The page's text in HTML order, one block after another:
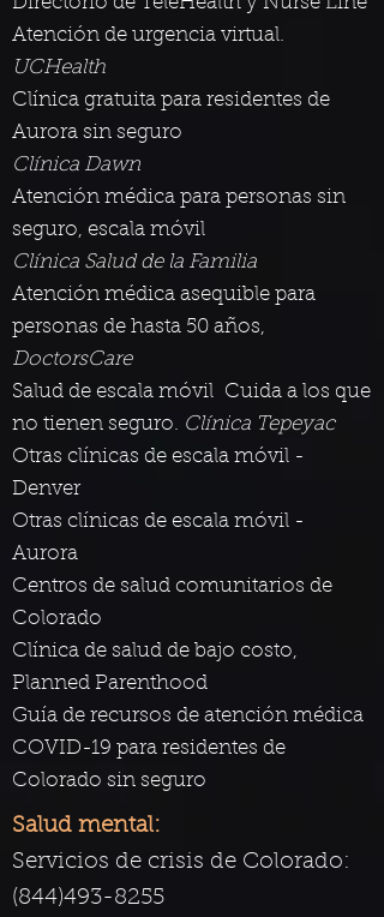
Atención de urgencia virtual.
UCHealth
Clínica gratuita para residentes de
Aurora sin seguro
Clínica Dawn
Atención médica para personas sin
seguro, escala móvil
Clínica Salud de la Familia
Atención médica asequible para
personas de hasta 50 años,
DoctorsCare
Salud de escala móvil Cuida a los que
no tienen seguro. Clínica Tepeyac
Otras clínicas de escala móvil -
Denver
Otras clínicas de escala móvil -
Aurora
Centros de salud comunitarios de
Colorado
Clínica de salud de bajo costo,
Planned Parenthood
Guía de recursos de atención médica
COVID-19 para residentes de
Colorado sin seguro
Salud mental:
Servicios de crisis de Colorado:
(844)493-8255